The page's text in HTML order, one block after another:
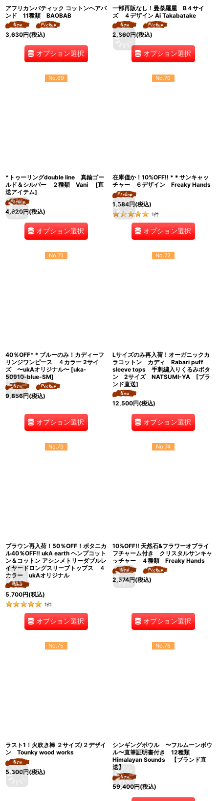
アフリカンバティック コットンヘアバ
ンド 11種類 BAOBAB
3,630円(税込)
オプション選択
一部再販なし！曼荼羅屋 B４サイ
ズ ４デザイン Ai Takabatake
2,860円(税込)
オプション選択
No.69
*トゥーリングdouble line 真鍮ゴー
ルド＆シルバー ２種類 Vani [直
送アイテム]
4,620円(税込)
オプション選択
No.70
在庫僅か！10%OFF!! *＊サンキャッ
チャー ６デザイン Freaky Hands
1,584円(税込)
1件
オプション選択
No.71
40％OFF*＊ブルーのみ！カディーフ
リンジワンピース ４カラー 2サイ
ズ 〜ukAオリジナル〜 [uka-
50910-blue-SM]
9,856円(税込)
オプション選択
No.72
Lサイズのみ再入荷！オーガニックカ
ラコットン カディ Rabari puff
sleeve tops 手刺繍入りくるみボタ
ン 2サイズ NATSUMI-YA [ブラ
ンド直送]
12,500円(税込)
オプション選択
No.73
ブラウン再入荷！50％OFF！ボタニカ
ル40％OFF!! ukA earth ヘンプコット
ン＆コットン アシンメトリーダブルレ
イヤードロングスリーブトップス ４
カラー ukAオリジナル
5,700円(税込)
1件
オプション選択
No.74
10%OFF!! 天然石&フラワーオブライ
フチャーム付き クリスタルサンキャ
ッチャー ４種類 Freaky Hands
2,574円(税込)
オプション選択
No.75
ラスト1！火吹き棒 ２サイズ/２デザイ
ン Tounky wood works
5,300円(税込)
No.76
シンギングボウル 〜フルムーンボウ
ル〜直筆証明書付き 12種類
Himalayan Sounds 【ブランド直
送】
59,400円(税込)